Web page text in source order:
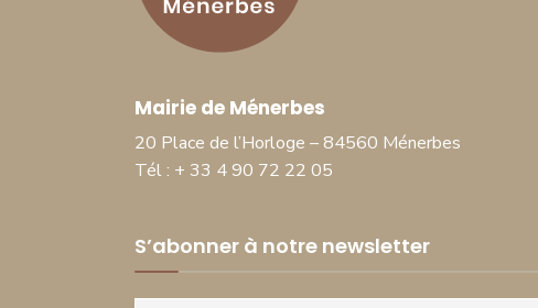
Mairie de Ménerbes
20 Place de l’Horloge – 84560 Ménerbes
Tél : + 33 4 90 72 22 05
S’abonner à notre newsletter